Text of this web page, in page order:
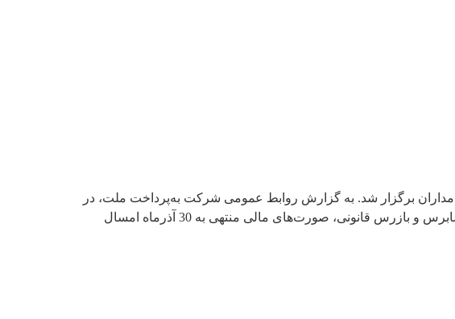
شرکت به‌پرداخت ملت، روز چهارشنبه 24 بهمن ماه با حضور 94,47 درصد سهامداران برگزار شد. به گزارش روابط عمومی شرکت به‌پرداخت ملت، در
این جلسه که با ارائه گزارش هیات‌مدیره توسط مدیرعامل این شرکت آغاز شد، پس از استماع گزارش حسابرس و بازرس قانونی، صورت‌های مالی منتهی به 30 آذرماه امسال